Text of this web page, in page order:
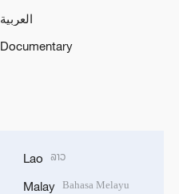
العربية
Documentary
Lao ລາວ
Malay Bahasa Melayu